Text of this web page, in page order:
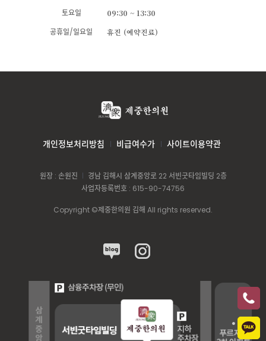
토요일
09:30 ~ 13:30
공휴일/일요일
휴진 (예약진료)
개인정보처리방침 비급여수가 사이트이용약관
원장 : 손원진
경남 김해시 삼계중앙로 22 서빈굿타임빌딩 2층
사업자등록번호 : 615-90-74756
Copyright ©제중한의원 김해 All rights reserved.